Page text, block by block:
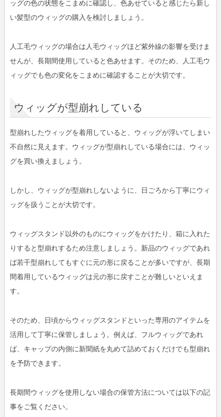
ッグの色の状態をこまめに確認し、色あせていると感じたら新し
い髪型のウィッグの購入を検討しましょう。
人工毛ウィッグの場合は人毛ウィッグほど紫外線の影響を受けま
せんが、長期間使用していると色あせます。そのため、人工毛ウ
ィッグでも色の変化をこまめに確認することが大切です。
ウィッグが型崩れしている
型崩れしたウィッグを着用していると、ウィッグが浮いてしまい
不自然に見えます。ウィッグが型崩れしている場合には、ウィッ
グを買い換えましょう。
しかし、ウィッグが型崩れしないように、日ごろから丁寧にウィ
ッグを扱うことが大切です。
ウィッグスタンド以外のものにウィッグをかけたり、箱に入れた
りすると型崩れするため注意しましょう。新品のウィッグであれ
ば若干型崩れしてもすぐに元の形に戻ることが多いですが、長期
間着用しているウィッグは元の形に戻すことが難しいといえま
す。
そのため、日頃からウィッグスタンドといった専用のアイテムを
活用して丁寧に保管しましょう。例えば、フルウィッグであれ
ば、キャップの内側に新聞紙を丸めて詰めておくだけでも型崩れ
を予防できます。
長期間ウィッグを使用しない場合の保管方法については以下の記
事をご覧ください。